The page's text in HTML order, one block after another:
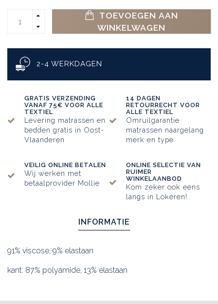
TOEVOEGEN AAN
WINKELWAGEN
2-4 WERKDAGEN
GRATIS VERZENDING
VANAF 75€ VOOR ALLE
TEXTIEL
Levering matrassen en
bedden gratis in Oost-
Vlaanderen
14 DAGEN
RETOURRECHT VOOR
ALLE TEXTIEL
Omruilgarantie
matrassen naargelang
merk en type.
VEILIG ONLINE BETALEN
Wij werken met
betaalprovider Mollie
ONLINE SELECTIE VAN
RUIMER
WINKELAANBOD
Kom zeker ook eens
langs in Lokeren!
INFORMATIE
91% viscose, 9% elastaan
kant: 87% polyamide, 13% elastaan